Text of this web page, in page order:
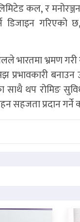
कल, र
डिजाइन
भारतमा भ्रमण गरी
बनाउन
साथै थप रोमिङ
सहजता प्रदान गर्ने